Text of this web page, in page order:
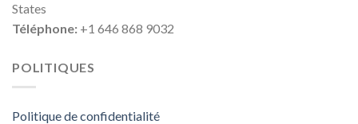
States
Téléphone: +1 646 868 9032
POLITIQUES
Politique de confidentialité